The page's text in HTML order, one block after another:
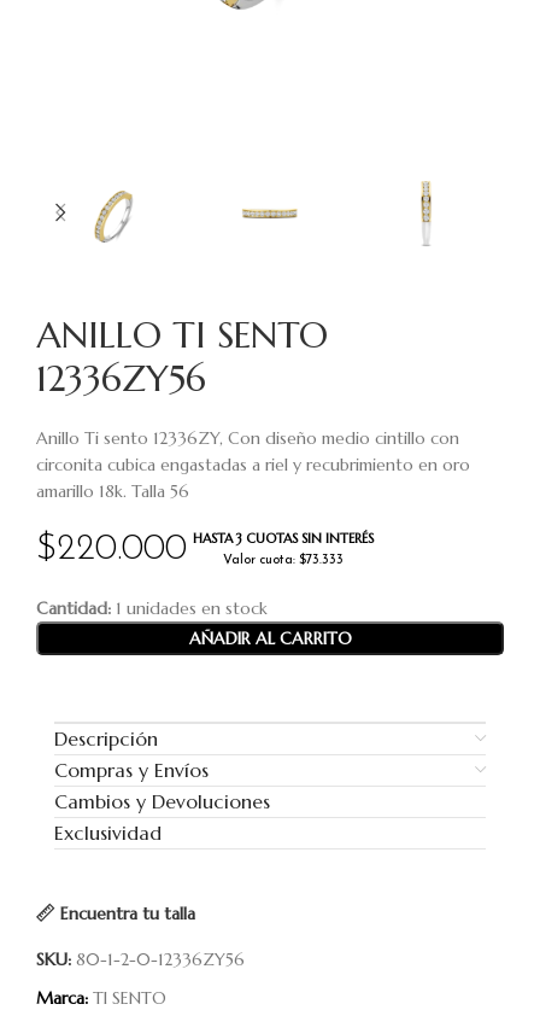
ANILLO TI SENTO
12336ZY56
$220.000 HASTA 3 CUOTAS SIN INTERÉS
Valor cuota: $73.333
Anillo Ti sento 12336ZY, Con diseño medio cintillo con
circonita cubica engastadas a riel y recubrimiento en oro
amarillo 18k. Talla 56
Cantidad: 1 unidades en stock
AÑADIR AL CARRITO
Encuentra tu talla
Descripción
Compras y Envíos
Cambios y Devoluciones
Exclusividad
SKU: 80-1-2-0-12336ZY56
Marca: TI SENTO